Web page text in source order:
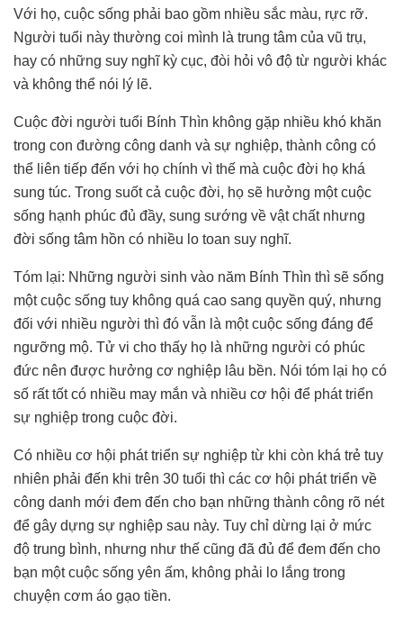
Với họ, cuộc sống phải bao gồm nhiều sắc màu, rực rỡ.
Người tuổi này thường coi mình là trung tâm của vũ trụ,
hay có những suy nghĩ kỳ cục, đòi hỏi vô độ từ người khác
và không thể nói lý lẽ.
Cuộc đời người tuổi Bính Thìn không gặp nhiều khó khăn
trong con đường công danh và sự nghiệp, thành công có
thể liên tiếp đến với họ chính vì thế mà cuộc đời họ khá
sung túc. Trong suốt cả cuộc đời, họ sẽ hưởng một cuộc
sống hạnh phúc đủ đầy, sung sướng về vật chất nhưng
đời sống tâm hồn có nhiều lo toan suy nghĩ.
Tóm lại: Những người sinh vào năm Bính Thìn thì sẽ sống
một cuộc sống tuy không quá cao sang quyền quý, nhưng
đối với nhiều người thì đó vẫn là một cuộc sống đáng để
ngưỡng mộ. Tử vi cho thấy họ là những người có phúc
đức nên được hưởng cơ nghiệp lâu bền. Nói tóm lại họ có
số rất tốt có nhiều may mắn và nhiều cơ hội để phát triển
sự nghiệp trong cuộc đời.
Có nhiều cơ hội phát triển sự nghiệp từ khi còn khá trẻ tuy
nhiên phải đến khi trên 30 tuổi thì các cơ hội phát triển về
công danh mới đem đến cho bạn những thành công rõ nét
để gây dựng sự nghiệp sau này. Tuy chỉ dừng lại ở mức
độ trung bình, nhưng như thế cũng đã đủ để đem đến cho
bạn một cuộc sống yên ấm, không phải lo lắng trong
chuyện cơm áo gạo tiền.